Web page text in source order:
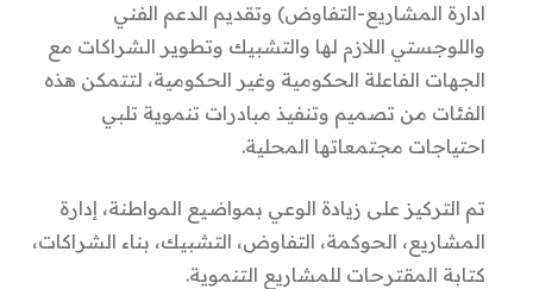
ادارة المشاريع-التفاوض) وتقديم الدعم الفني
واللوجستي اللازم لها والتشبيك وتطوير الشراكات مع
الجهات الفاعلة الحكومية وغير الحكومية، لتتمكن هذه
الفئات من تصميم وتنفيذ مبادرات تنموية تلبي
احتياجات مجتمعاتها المحلية.
تم التركيز على زيادة الوعي بمواضيع المواطنة، إدارة
المشاريع، الحوكمة، التفاوض، التشبيك، بناء الشراكات،
كتابة المقترحات للمشاريع التنموية.